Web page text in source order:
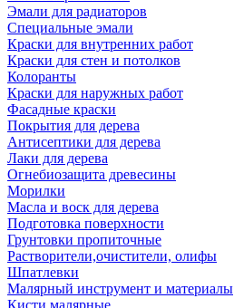
Эмали для радиаторов
Специальные эмали
Краски для внутренних работ
Краски для стен и потолков
Колоранты
Краски для наружных работ
Фасадные краски
Покрытия для дерева
Антисептики для дерева
Лаки для дерева
Огнебиозащита древесины
Морилки
Масла и воск для дерева
Подготовка поверхности
Грунтовки пропиточные
Растворители,очистители, олифы
Шпатлевки
Малярный инструмент и материалы
Кисти малярные